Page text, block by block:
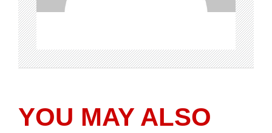
YOU MAY ALSO